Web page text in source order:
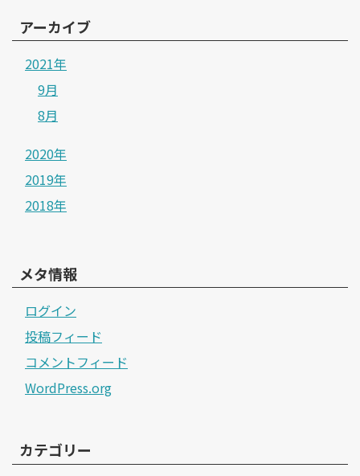
アーカイブ
2021年
9月
8月
2020年
2019年
2018年
メタ情報
ログイン
投稿フィード
コメントフィード
WordPress.org
カテゴリー